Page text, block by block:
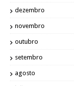
dezembro
novembro
outubro
setembro
agosto